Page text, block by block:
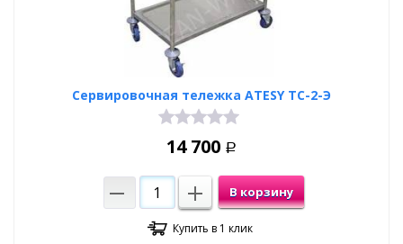
Сервировочная тележка ATESY ТС-2-Э
14 700 Р
В корзину
Купить в 1 клик